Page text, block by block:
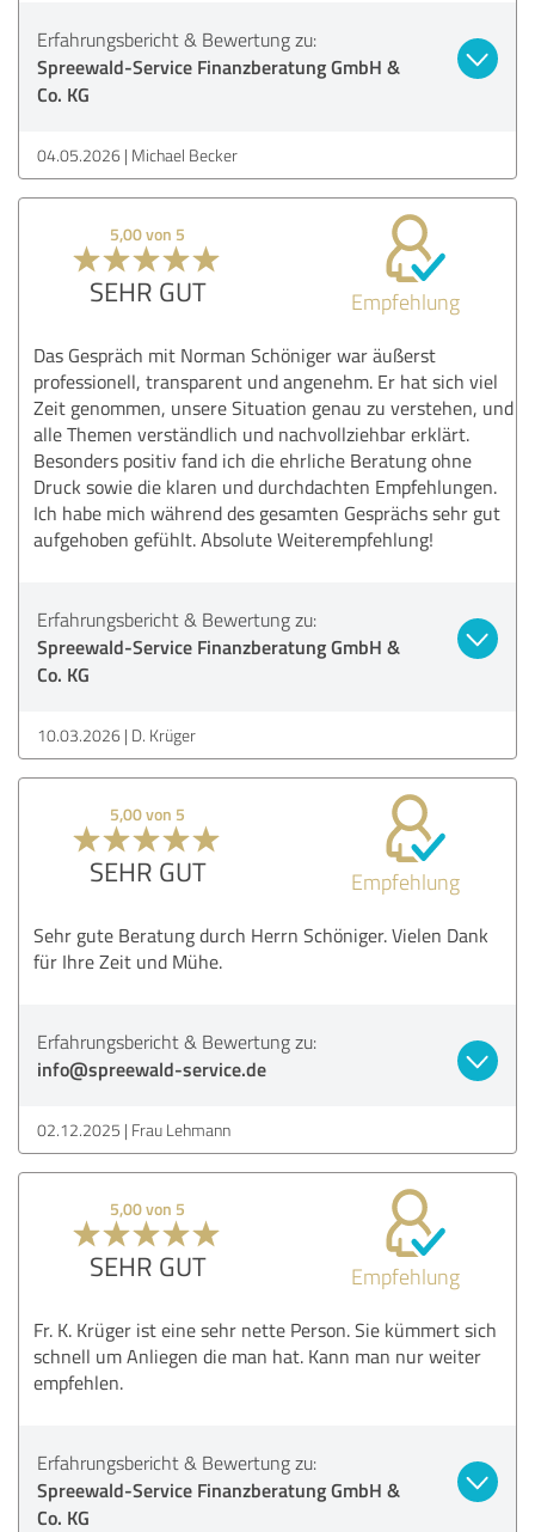
Erfahrungsbericht & Bewertung zu:
Spreewald-Service Finanzberatung GmbH &
Co. KG
04.05.2026 Michael Becker
5,00 von 5
SEHR GUT Empfehlung
Das Gespräch mit Norman Schöniger war äußerst
professionell, transparent und angenehm. Er hat sich viel
Zeit genommen, unsere Situation genau zu verstehen, und
alle Themen verständlich und nachvollziehbar erklärt.
Besonders positiv fand ich die ehrliche Beratung ohne
Druck sowie die klaren und durchdachten Empfehlungen.
Ich habe mich während des gesamten Gesprächs sehr gut
aufgehoben gefühlt. Absolute Weiterempfehlung!
Erfahrungsbericht & Bewertung zu:
Spreewald-Service Finanzberatung GmbH &
Co. KG
10.03.2026 D. Krüger
5,00 von 5
SEHR GUT Empfehlung
Sehr gute Beratung durch Herrn Schöniger. Vielen Dank
für Ihre Zeit und Mühe.
Erfahrungsbericht & Bewertung zu:
info@spreewald-service.de
02.12.2025 Frau Lehmann
5,00 von 5
SEHR GUT Empfehlung
Fr. K. Krüger ist eine sehr nette Person. Sie kümmert sich
schnell um Anliegen die man hat. Kann man nur weiter
empfehlen.
Erfahrungsbericht & Bewertung zu:
Spreewald-Service Finanzberatung GmbH &
Co. KG